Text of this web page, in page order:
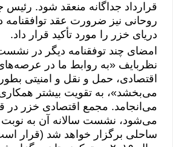
قرارداد جداگانه منعقد شود.
روحانی نیز ضرورت عقد توافقنامه
دریای خزر را مورد تأکید قرار داد.
امضای چند توفقنامه دیگر در
نظربایف «به روابط ما در عرصه‌های
اقتصادی، حمل و نقل و امنیتی
می‌بخشد»، به تقویت بیشتر
می‌انجامد. مجمع اقتصادی خزر در
می‌شود، نشست سالانه آن به
ساحلی برگزار خواهد شد (قرار